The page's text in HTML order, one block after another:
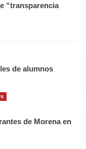
“transparencia
de alumnos
de Morena en